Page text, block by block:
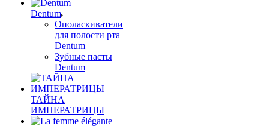
Dentum
Ополаскиватели
для полости рта
Dentum
Зубные пасты
Dentum
ТАЙНА
ИМПЕРАТРИЦЫ